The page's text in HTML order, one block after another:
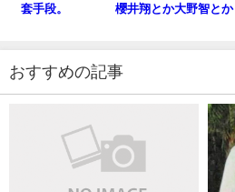
套手段。 櫻井翔とか大野智とか
おすすめの記事